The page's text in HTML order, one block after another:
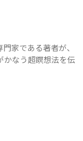
家である著者が、
かなう超瞑想法を伝